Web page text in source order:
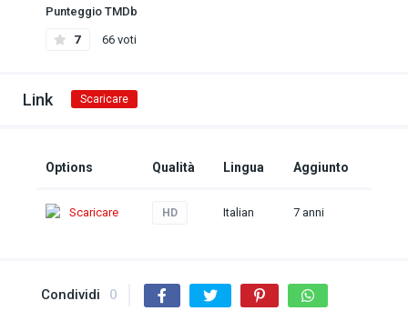
Punteggio TMDb
7 66 voti
Link Scaricare
Options Qualità Lingua Aggiunto
Scaricare HD Italian 7 anni
Condividi 0